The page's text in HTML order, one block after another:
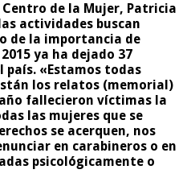
de la Mujer, Patricia
actividades buscan
de la importancia de
ya ha dejado 37
«Estamos todas
los relatos (memorial)
fallecieron víctimas la
las mujeres que se
se acerquen, nos
en carabineros o en
psicológicamente o